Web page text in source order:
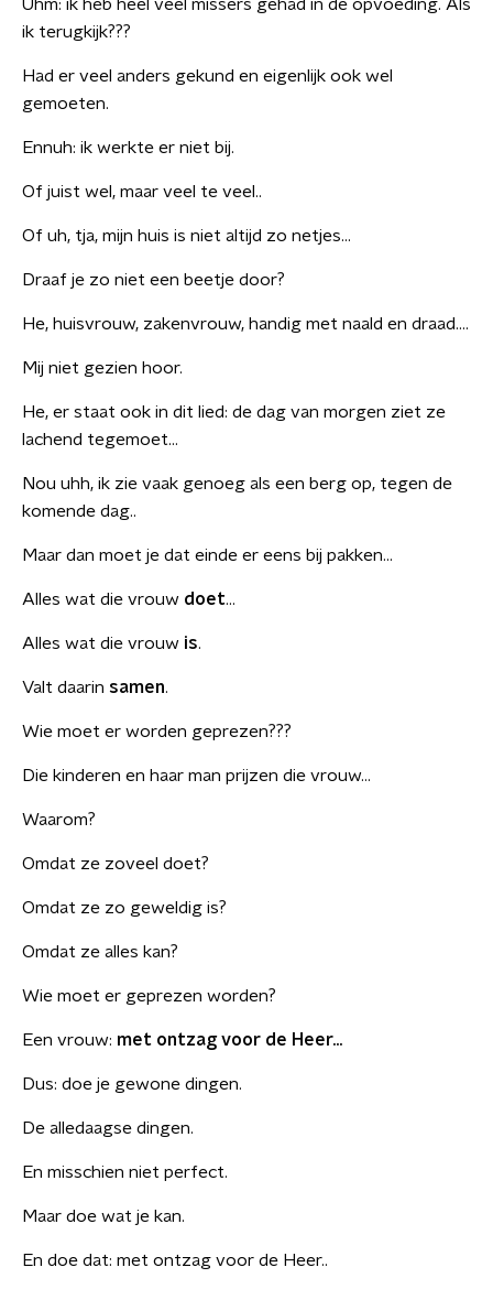
Uhm: ik heb heel veel missers gehad in de opvoeding. Als
ik terugkijk???
Had er veel anders gekund en eigenlijk ook wel
gemoeten.
Ennuh: ik werkte er niet bij.
Of juist wel, maar veel te veel..
Of uh, tja, mijn huis is niet altijd zo netjes…
Draaf je zo niet een beetje door?
He, huisvrouw, zakenvrouw, handig met naald en draad….
Mij niet gezien hoor.
He, er staat ook in dit lied: de dag van morgen ziet ze
lachend tegemoet…
Nou uhh, ik zie vaak genoeg als een berg op, tegen de
komende dag..
Maar dan moet je dat einde er eens bij pakken…
Alles wat die vrouw doet…
Alles wat die vrouw is.
Valt daarin samen.
Wie moet er worden geprezen???
Die kinderen en haar man prijzen die vrouw…
Waarom?
Omdat ze zoveel doet?
Omdat ze zo geweldig is?
Omdat ze alles kan?
Wie moet er geprezen worden?
Een vrouw: met ontzag voor de Heer…
Dus: doe je gewone dingen.
De alledaagse dingen.
En misschien niet perfect.
Maar doe wat je kan.
En doe dat: met ontzag voor de Heer..